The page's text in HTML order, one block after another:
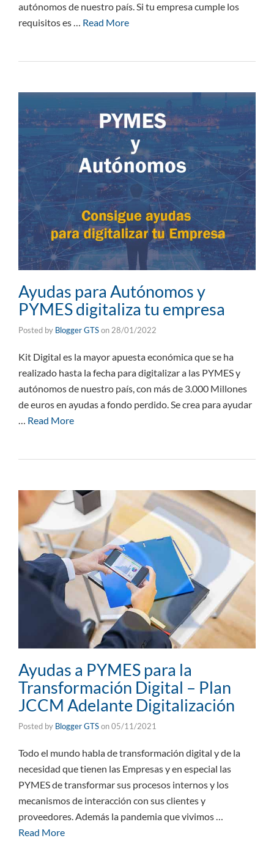
autónomos de nuestro país. Si tu empresa cumple los
requisitos es … Read More
Ayudas para Autónomos y
PYMES digitaliza tu empresa
Posted by Blogger GTSon28/01/2022
Kit Digital es la mayor apuesta económica que se ha
realizado hasta la fecha para digitalizar a las PYMES y
autónomos de nuestro país, con más de 3.000 Millones
de euros en ayudas a fondo perdido. Se crea para ayudar
… Read More
Ayudas a PYMES para la
Transformación Digital – Plan
JCCM Adelante Digitalización
Posted by Blogger GTSon05/11/2021
Todo el mundo habla de transformación digital y de la
necesidad que tienen las Empresas y en especial las
PYMES de transformar sus procesos internos y los
mecanismos de interacción con sus clientes y
proveedores. Además la pandemia que vivimos …
Read More